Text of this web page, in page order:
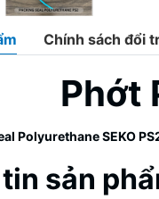
Chính sách đổi
Phớt
Polyurethane SEKO
sản